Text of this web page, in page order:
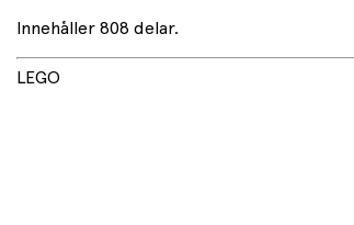
Innehåller 808 delar.
LEGO